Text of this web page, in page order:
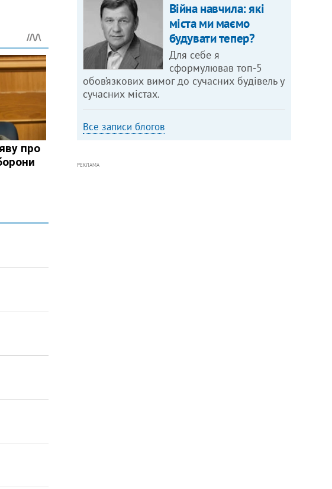
Війна навчила: які
міста ми маємо
будувати тепер?
Для себе я
сформулював топ-5
обов’язкових вимог до сучасних будівель у
сучасних містах.
Все записи блогов
РЕКЛАМА